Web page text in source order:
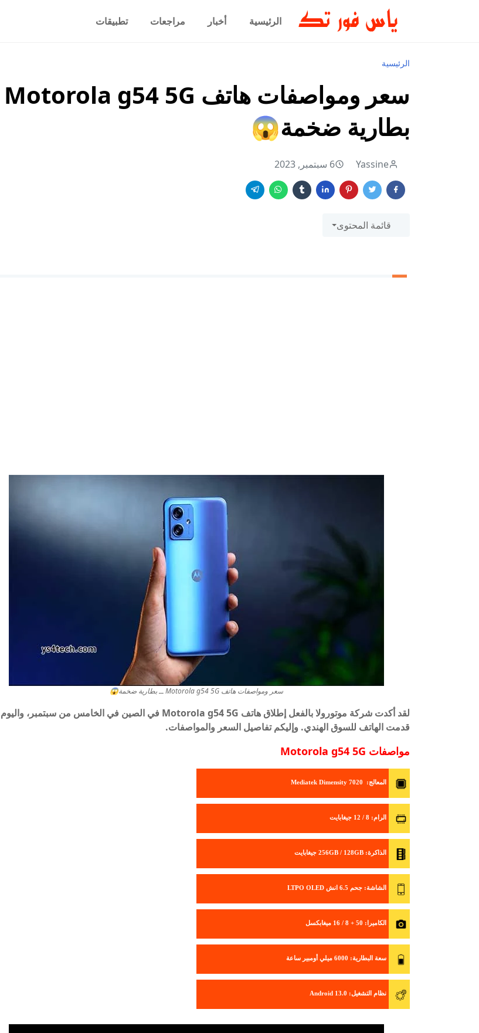
الرئيسية أخبار مراجعات تطبيقات
الرئيسية
بطارية ضخمة😱
Yassine 6 سبتمبر, 2023
قائمة المحتوى
سعر ومواصفات هاتف Motorola g54 5G ــ بطارية ضخمة😱
لقد أكدت شركة موتورولا بالفعل إطلاق هاتف Motorola g54 5G في الصين في الخامس من سبتمبر، واليوم
قدمت الهاتف للسوق الهندي. وإليكم تفاصيل السعر والمواصفات.
مواصفات Motorola g54 5G
المعالج: Mediatek Dimensity 7020
الرام: 8 / 12 جيغابايت
الذاكرة: 256GB / 128GB جيغابايت
الشاشة: جحم 6.5 انش LTPO OLED
الكاميرا: 50 + 8 / 16 ميغابكسل
سعة البطارية: 6000 ميلي أومبير ساعة
نظام التشغيل: Android 13.0